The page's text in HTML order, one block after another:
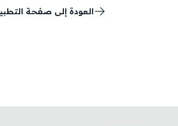
العودة إلى صفحة